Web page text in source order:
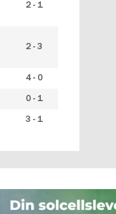
2 - 1
2 - 3
4 - 0
0 - 1
3 - 1